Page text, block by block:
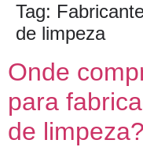
Tag:
de limpeza
Onde
para
de limpeza?